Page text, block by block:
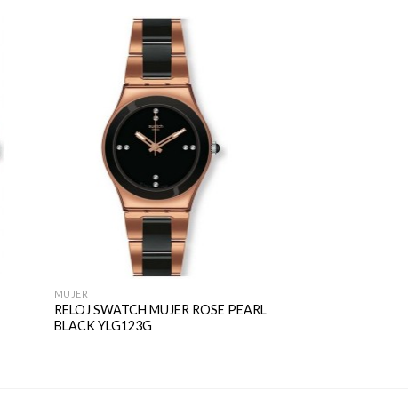
MUJER
RELOJ SWATCH MUJER ROSE PEARL
BLACK YLG123G